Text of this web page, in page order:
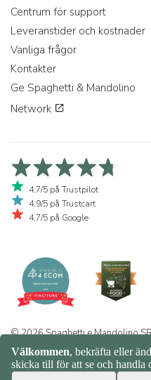
Centrum för support
Leveranstider och kostnader
Vanliga frågor
Kontakter
Ge Spaghetti & Mandolino
Network
4,7/5 på Trustpilot
4,9/5 på Trustcart
4,7/5 på Google
© 2026 Spaghetti e Mandolino
+39 351 865 9444 | P.I.
016.380-0110744.2026.001 |
cookiepolicy|Sitemap